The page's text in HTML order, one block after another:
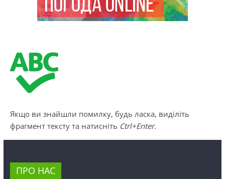
Якщо ви знайшли помилку, будь ласка, виділіть
фрагмент тексту та натисніть Ctrl+Enter.
ПРО НАС